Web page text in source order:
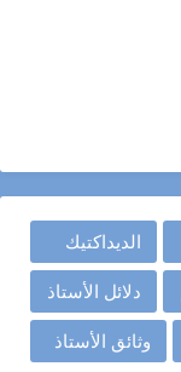
الديداكتيك
دلائل الأستاذ
وثائق الأستاذ